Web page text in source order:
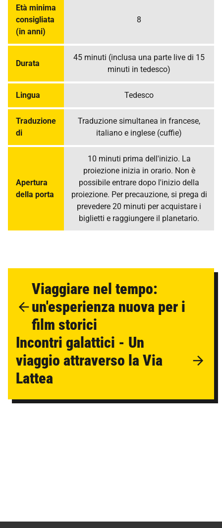
Età minima
consigliata
(in anni)
8
Durata
45 minuti (inclusa una parte live di 15
minuti in tedesco)
Lingua Tedesco
Traduzione
di
Traduzione simultanea in francese,
italiano e inglese (cuffie)
Apertura
della porta
10 minuti prima dell'inizio. La
proiezione inizia in orario. Non è
possibile entrare dopo l'inizio della
proiezione. Per precauzione, si prega di
prevedere 20 minuti per acquistare i
biglietti e raggiungere il planetario.
Viaggiare nel tempo:
un'esperienza nuova per i
film storici
Incontri galattici - Un
viaggio attraverso la Via
Lattea